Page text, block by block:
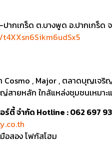
ากเกร็ด ต.บางพูด อ.ปากเกร็ด จ
า Cosmo , Major , ตลาดบุญเจ
สายหลัก ใกล้แหล่งชุมชนเหมาะ
ร์ตี้ จำกัด Hotline : 062 697
อสอง โฟกัสโฮม